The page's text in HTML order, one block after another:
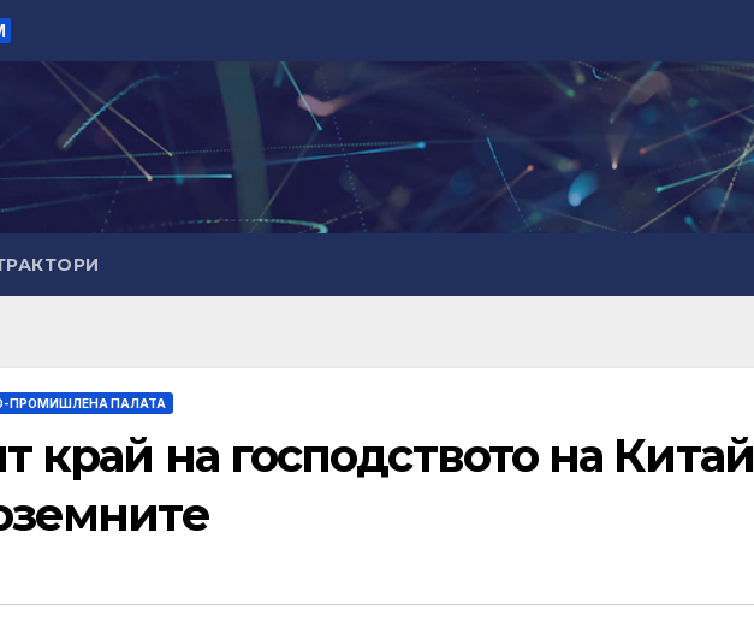
ПРОМИШЛЕНА ПАЛАТА
край на господството на Китай